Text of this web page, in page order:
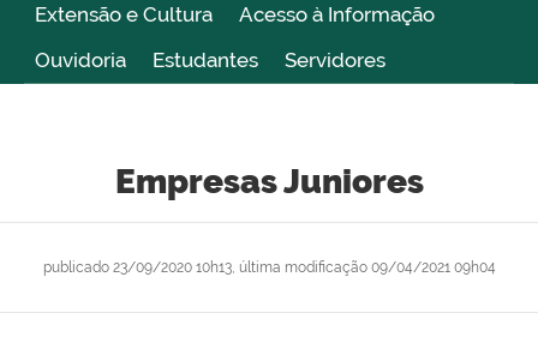
Extensão e Cultura
Acesso à Informação
Ouvidoria
Estudantes Servidores
Empresas Juniores
publicado23/09/2020 10h13, última modificação09/04/2021 09h04